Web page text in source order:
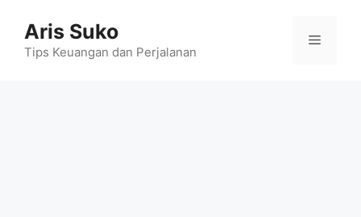
content
Aris Suko
Tips Keuangan dan Perjalanan
Menu